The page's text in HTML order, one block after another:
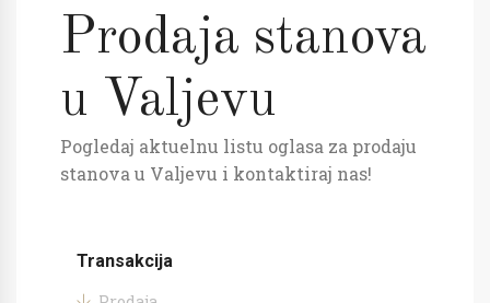
Prodaja stanova
u Valjevu
Pogledaj aktuelnu listu oglasa za prodaju
stanova u Valjevu i kontaktiraj nas!
Transakcija